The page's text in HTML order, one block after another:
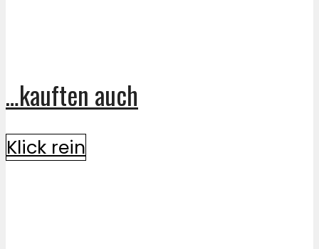
…kauften auch
Klick rein